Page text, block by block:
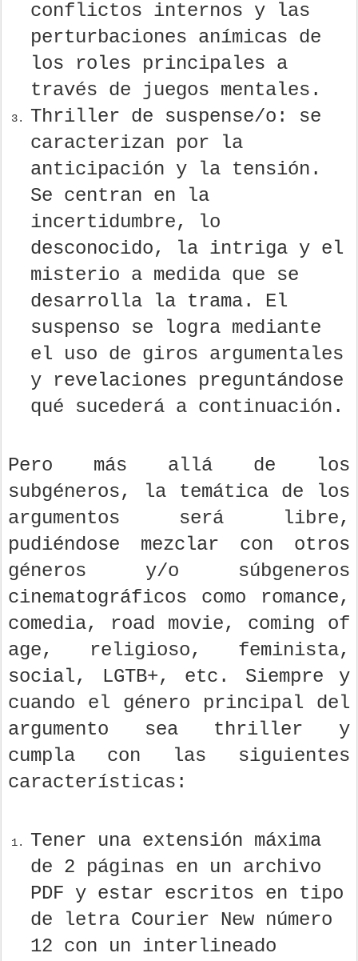
conflictos internos y las
perturbaciones anímicas de
los roles principales a
través de juegos mentales.
Thriller de suspense/o: se
caracterizan por la
anticipación y la tensión.
Se centran en la
incertidumbre, lo
desconocido, la intriga y el
misterio a medida que se
desarrolla la trama. El
suspenso se logra mediante
el uso de giros argumentales
y revelaciones preguntándose
qué sucederá a continuación.
Pero más allá de los
subgéneros, la temática de los
argumentos será libre,
pudiéndose mezclar con otros
géneros y/o súbgeneros
cinematográficos como romance,
comedia, road movie, coming of
age, religioso, feminista,
social, LGTB+, etc. Siempre y
cuando el género principal del
argumento sea thriller y
cumpla con las siguientes
características:
Tener una extensión máxima
de 2 páginas en un archivo
PDF y estar escritos en tipo
de letra Courier New número
12 con un interlineado